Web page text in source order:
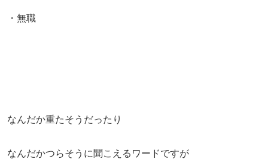
・無職
なんだか重たそうだったり
なんだかつらそうに聞こえるワードですが